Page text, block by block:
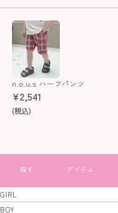
n.o.u.s ハーフパンツ
¥2,541
(税込)
すべて見る
GIRL
GIRL
BOY